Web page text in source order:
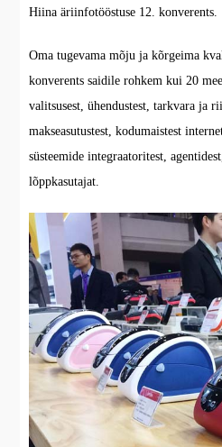
Hiina äriinfotööstuse 12. konverents.
Oma tugevama mõju ja kõrgeima
konverents saidile rohkem kui 20
valitsusest, ühendustest, tarkvara ja
makseasutustest, kodumaistest
süsteemide integraatoritest,
lõppkasutajat.